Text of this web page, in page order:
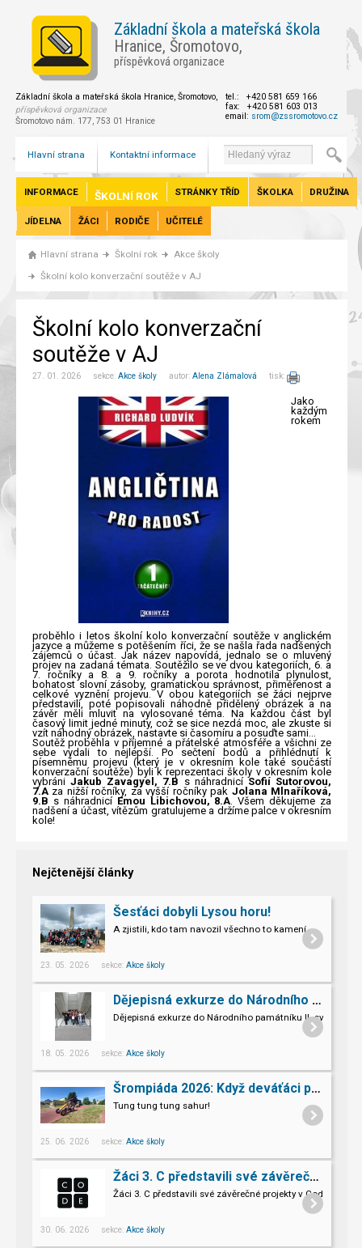
Základní škola a mateřská škola
Hranice, Šromotovo,
příspěvková organizace
Základní škola a mateřská škola Hranice, Šromotovo,
příspěvková organizace
Šromotovo nám. 177, 753 01 Hranice
tel.: +420 581 659 166
fax: +420 581 603 013
email: srom@zssromotovo.cz
Hlavní strana Kontaktní informace
INFORMACE ŠKOLNÍ ROK STRÁNKY TŘÍD ŠKOLKA DRUŽINA
JÍDELNA ŽÁCI RODIČE UČITELÉ
Hlavní strana Školní rok
Akce školy
Školní kolo konverzační soutěže v AJ
Školní kolo konverzační
soutěže v AJ
27. 01. 2026 sekce: Akce školy autor: Alena Zlámalová tisk:
Jako
každým
rokem
proběhlo i letos školní kolo konverzační soutěže v anglickém
jazyce a můžeme s potěšením říci, že se našla řada nadšených
zájemců o účast. Jak název napovídá, jednalo se o mluvený
projev na zadaná témata. Soutěžilo se ve dvou kategoriích, 6. a
7. ročníky a 8. a 9. ročníky a porota hodnotila plynulost,
bohatost slovní zásoby, gramatickou správnost, přiměřenost a
celkové vyznění projevu. V obou kategoriích se žáci nejprve
představili, poté popisovali náhodně přidělený obrázek a na
závěr měli mluvit na vylosované téma. Na každou část byl
časový limit jedné minuty, což se sice nezdá moc, ale zkuste si
vzít náhodný obrázek, nastavte si časomíru a posuďte sami…
Soutěž proběhla v příjemné a přátelské atmosféře a všichni ze
sebe vydali to nejlepší. Po sečtení bodů a přihlédnutí k
písemnému projevu (který je v okresním kole také součástí
konverzační soutěže) byli k reprezentaci školy v okresním kole
vybrániJakub Zavagyel, 7.B s náhradnicíSofií Sutorovou,
7.A za nižší ročníky, za vyšší ročníky pak Jolana Mlnaříková,
9.B s náhradnicíEmou Libichovou, 8.A. Všem děkujeme za
nadšení a účast, vítězům gratulujeme a držíme palce v okresním
kole!
Nejčtenější články
Šesťáci dobyli Lysou horu!
A zjistili, kdo tam navozil všechno to kamení.
23. 05. 2026 sekce: Akce školy
Dějepisná exkurze do Národního památníku II. sv. války v Hrabyni
Dějepisná exkurze do Národního památníku II. světové
18. 05. 2026 sekce: Akce školy
Šrompiáda 2026: Když deváťáci převzali velení
Tung tung tung sahur!
25. 06. 2026 sekce: Akce školy
Žáci 3. C představili své závěrečné projekty v Code.org
Žáci 3. C představili své závěrečné projekty v Code.org
30. 06. 2026 sekce: Akce školy